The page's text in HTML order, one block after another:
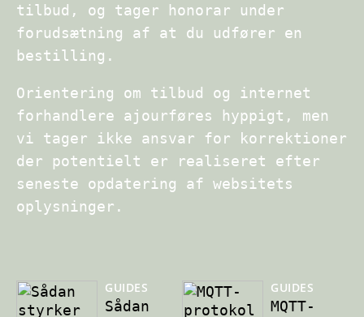
tilbud, og tager honorar under
forudsætning af at du udfører en
bestilling.
Orientering om tilbud og internet
forhandlere ajourføres hyppigt, men
vi tager ikke ansvar for korrektioner
der potentielt er realiseret efter
seneste opdatering af websitets
oplysninger.
GUIDES
Sådan
GUIDES
MQTT-